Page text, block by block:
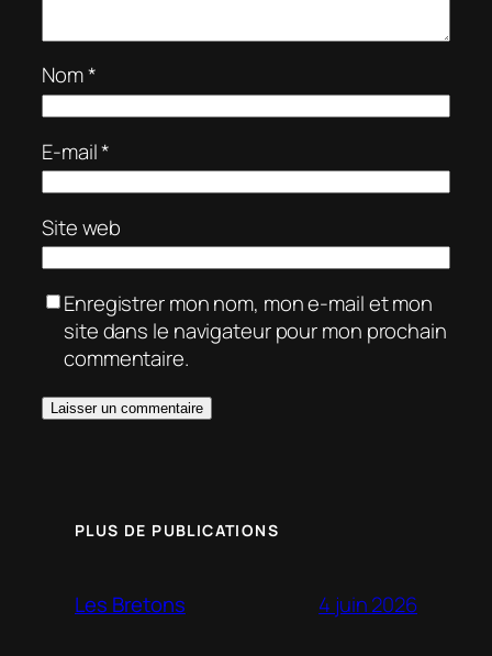
Nom*
E-mail*
Site web
Enregistrer mon nom, mon e-mail et mon
site dans le navigateur pour mon prochain
commentaire.
PLUS DE PUBLICATIONS
Les Bretons 4 juin 2026